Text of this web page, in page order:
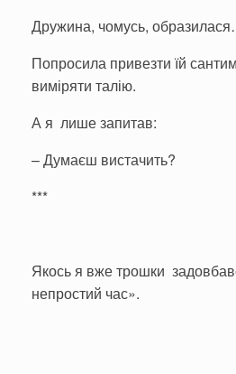
Дружина, чомусь,
Попросила привезти їй
виміряти талію.
А я лише запитав:
– Думаєш вистачить?
***
Якось я вже трошки
непростий час».